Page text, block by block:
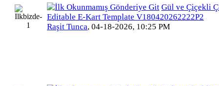
Gül ve Çiçekli
Editable E-Kart Template V180420262222P2
Raşit Tunca, 04-18-2026, 10:25 PM